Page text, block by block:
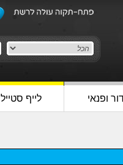
ופנאי לייף סטייל